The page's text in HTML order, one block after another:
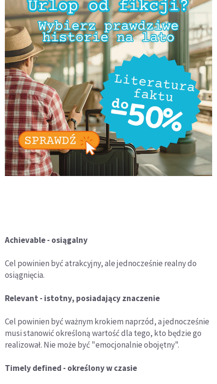
Achievable - osiągalny
Cel powinien być atrakcyjny, ale jednocześnie realny do
osiągnięcia.
Relevant - istotny, posiadający znaczenie
Cel powinien być ważnym krokiem naprzód, a jednocześnie
musi stanowić określoną wartość dla tego, kto będzie go
realizował. Nie może być "emocjonalnie obojętny".
Timely defined - określony w czasie